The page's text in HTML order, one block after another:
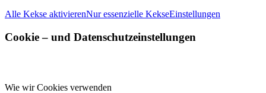
Alle Kekse aktivierenNur essenzielle KekseEinstellungen
Cookie – und Datenschutzeinstellungen
Wie wir Cookies verwenden